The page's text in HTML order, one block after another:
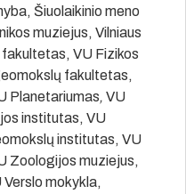
Šiuolaikinio meno
muziejus, Vilniaus
VU Fizikos
fakultetas,
Planetariumas, VU
institutas, VU
institutas, VU
Zoologijos muziejus,
mokykla,